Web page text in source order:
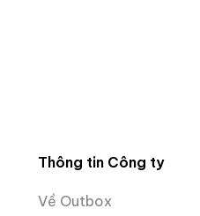
Thông tin Công ty
Về Outbox